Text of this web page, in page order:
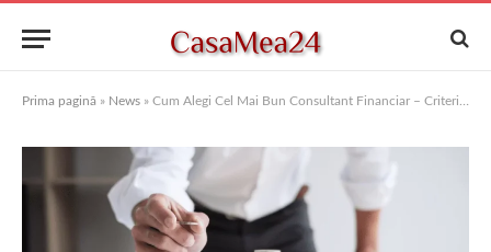
Prima pagină » News » Cum Alegi Cel Mai Bun Consultant Financiar – Criterii și Recomandări